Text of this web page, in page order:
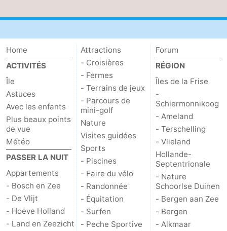
Stationnement
Saut
des
Wadden
Adresses
Médicales
Région
Îles
de
la
Frise
-
Schiermonnikoog
-
Ameland
-
Terschelling
-
Vlieland
Hollande-
Septentrionale
-
Home
ACTIVITÉS
Île
Astuces
Avec les enfants
Plus beaux points
de vue
Météo
PASSER LA NUIT
Appartements
- Bosch en Zee
- De Vlijt
- Hoeve Holland
- Land en Zeezicht
Attractions
- Croisières
- Fermes
- Terrains de jeux
- Parcours de
mini-golf
Nature
Visites guidées
Sports
- Piscines
- Faire du vélo
- Randonnée
- Équitation
- Surfen
- Peche Sportive
Forum
RÉGION
Îles de la Frise
-
Schiermonnikoog
- Ameland
- Terschelling
- Vlieland
Hollande-
Septentrionale
- Nature
Schoorlse Duinen
- Bergen aan Zee
- Bergen
- Alkmaar